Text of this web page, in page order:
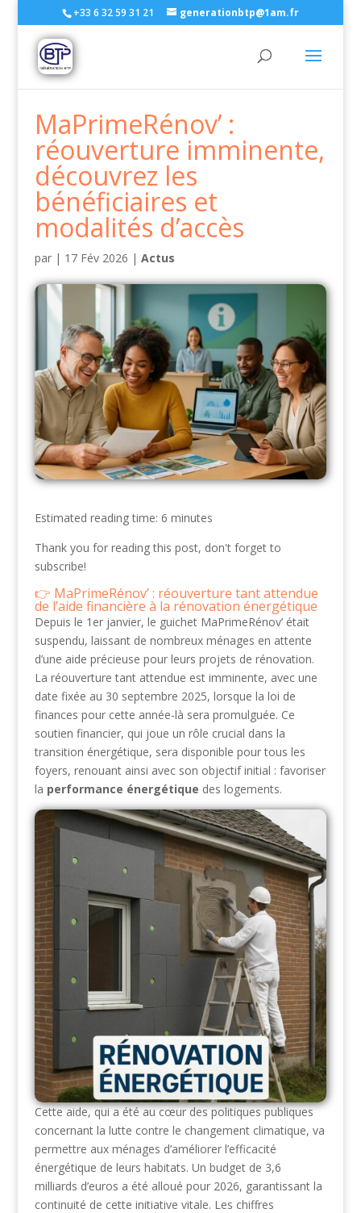
+33 6 32 59 31 21 generationbtp@1am.fr
MaPrimeRénov’ :
réouverture imminente,
découvrez les
bénéficiaires et
modalités d’accès
par | 17 Fév 2026 | Actus
Estimated reading time: 6 minutes
Thank you for reading this post, don't forget to
subscribe!
MaPrimeRénov’ : réouverture tant attendue
de l’aide financière à la rénovation énergétique
Depuis le 1er janvier, le guichet MaPrimeRénov’ était
suspendu, laissant de nombreux ménages en attente
d’une aide précieuse pour leurs projets de rénovation.
La réouverture tant attendue est imminente, avec une
date fixée au 30 septembre 2025, lorsque la loi de
finances pour cette année-là sera promulguée. Ce
soutien financier, qui joue un rôle crucial dans la
transition énergétique, sera disponible pour tous les
foyers, renouant ainsi avec son objectif initial : favoriser
la performance énergétique des logements.
Cette aide, qui a été au cœur des politiques publiques
concernant la lutte contre le changement climatique, va
permettre aux ménages d’améliorer l’efficacité
énergétique de leurs habitats. Un budget de 3,6
milliards d’euros a été alloué pour 2026, garantissant la
continuité de cette initiative vitale. Les chiffres